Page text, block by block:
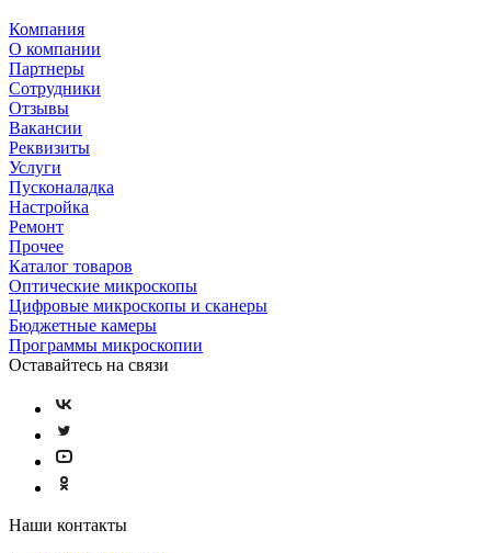
Компания
О компании
Партнеры
Сотрудники
Отзывы
Вакансии
Реквизиты
Услуги
Пусконаладка
Настройка
Ремонт
Прочее
Каталог товаров
Оптические микроскопы
Цифровые микроскопы и сканеры
Бюджетные камеры
Программы микроскопии
Оставайтесь на связи
Наши контакты